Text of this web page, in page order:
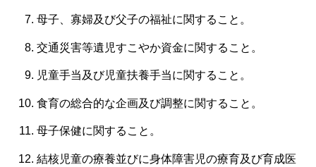
母子、寡婦及び父子の福祉に関すること。
交通災害等遺児すこやか資金に関すること。
児童手当及び児童扶養手当に関すること。
食育の総合的な企画及び調整に関すること。
母子保健に関すること。
結核児童の療養並びに身体障害児の療育及び育成医